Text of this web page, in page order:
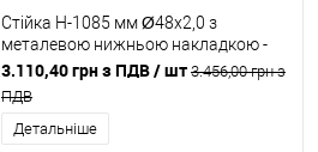
Стійка H-1085 мм Ø48x2,0 з
металевою нижньою накладкою -
хром блиск
3.110,40 грн з ПДВ/ шт 3.456,00 грн з
ПДВ
Детальніше